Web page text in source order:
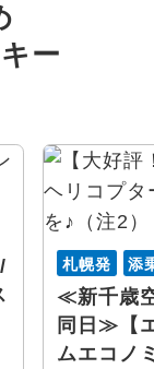
ー
札幌発 添
≪新千歳
同日≫【
ムエコノ